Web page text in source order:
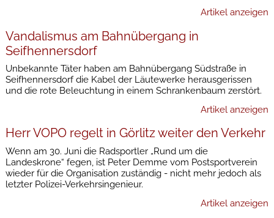
Artikel anzeigen
Vandalismus am Bahnübergang in
Seifhennersdorf
Unbekannte Täter haben am Bahnübergang Südstraße in
Seifhennersdorf die Kabel der Läutewerke herausgerissen
und die rote Beleuchtung in einem Schrankenbaum zerstört.
Artikel anzeigen
Herr VOPO regelt in Görlitz weiter den Verkehr
Wenn am 30. Juni die Radsportler „Rund um die
Landeskrone“ fegen, ist Peter Demme vom Postsportverein
wieder für die Organisation zuständig - nicht mehr jedoch als
letzter Polizei-Verkehrsingenieur.
Artikel anzeigen